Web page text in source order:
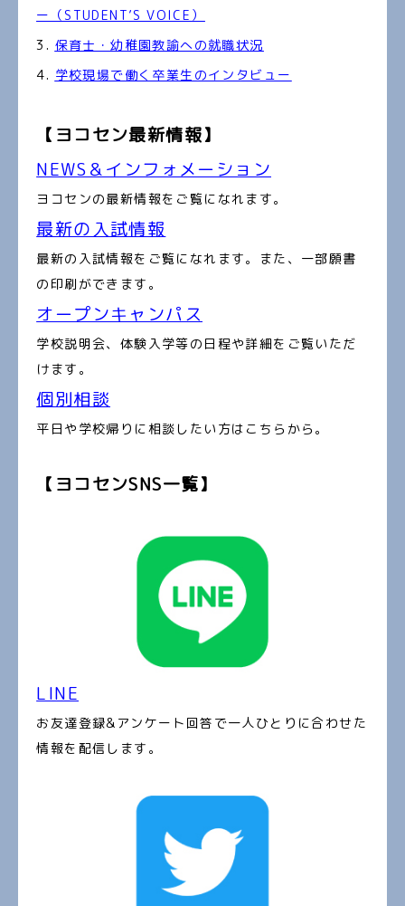
ー（STUDENT’S VOICE）
保育士・幼稚園教諭への就職状況
学校現場で働く卒業生のインタビュー
【ヨコセン最新情報】
NEWS＆インフォメーション
ヨコセンの最新情報をご覧になれます。
最新の入試情報
最新の入試情報をご覧になれます。また、一部願書
の印刷ができます。
オープンキャンパス
学校説明会、体験入学等の日程や詳細をご覧いただ
けます。
個別相談
平日や学校帰りに相談したい方はこちらから。
【ヨコセンSNS一覧】
LINE
お友達登録&アンケート回答で一人ひとりに合わせた
情報を配信します。